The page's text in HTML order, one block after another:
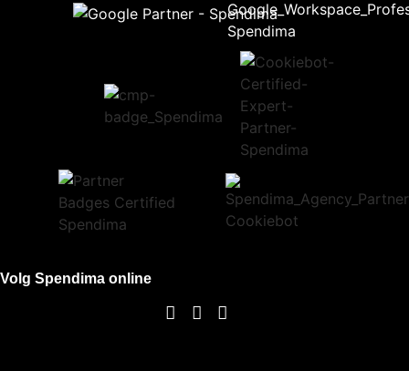
Volg Spendima online